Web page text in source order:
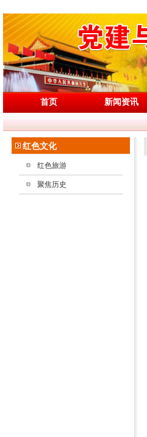
首页 新闻资讯
红色文化
红色旅游
聚焦历史